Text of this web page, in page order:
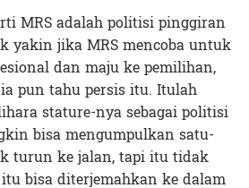
MRS adalah politisi pinggiran
yakin jika MRS mencoba untuk
dan maju ke pemilihan,
pun tahu persis itu. Itulah
stature-nya sebagai politisi
bisa mengumpulkan satu-
turun ke jalan, tapi itu tidak
bisa diterjemahkan ke dalam